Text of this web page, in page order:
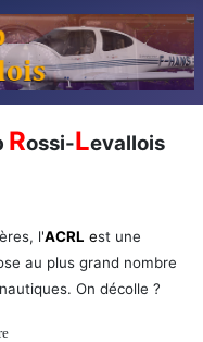
Rossi-Levallois
l'ACRL est une
au plus grand nombre
On décolle ?